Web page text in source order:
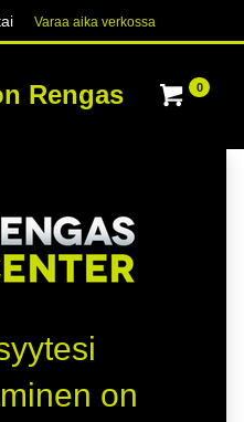
Varaa aika verk​​​​ossa
Rengas 0
on